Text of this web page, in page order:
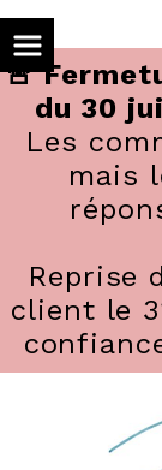
🚨
du 30
Les
mais
Reprise
client le